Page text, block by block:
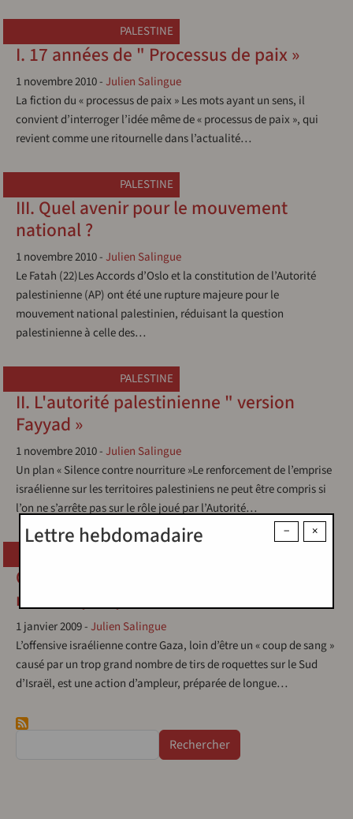
PALESTINE
I. 17 années de " Processus de paix »
1 novembre 2010-Julien Salingue
La fiction du « processus de paix » Les mots ayant un sens, il
convient d’interroger l’idée même de « processus de paix », qui
revient comme une ritournelle dans l’actualité…
PALESTINE
III. Quel avenir pour le mouvement
national ?
1 novembre 2010-Julien Salingue
Le Fatah (22)Les Accords d’Oslo et la constitution de l’Autorité
palestinienne (AP) ont été une rupture majeure pour le
mouvement national palestinien, réduisant la question
palestinienne à celle des…
PALESTINE
II. L'autorité palestinienne " version
Fayyad »
1 novembre 2010-Julien Salingue
Un plan « Silence contre nourriture »Le renforcement de l’emprise
israélienne sur les territoires palestiniens ne peut être compris si
l’on ne s’arrête pas sur le rôle joué par l’Autorité…
Offensive israélienne contre Gaza : une
mise en perspective
1 janvier 2009-Julien Salingue
L’offensive israélienne contre Gaza, loin d’être un « coup de sang »
causé par un trop grand nombre de tirs de roquettes sur le Sud
d’Israël, est une action d’ampleur, préparée de longue…
×
−
Lettre hebdomadaire